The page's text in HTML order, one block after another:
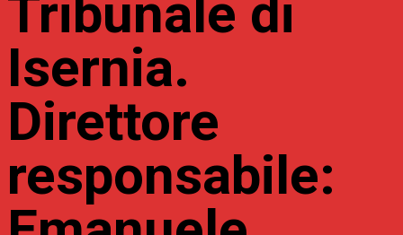
Tribunale di
Isernia.
Direttore
responsabile: